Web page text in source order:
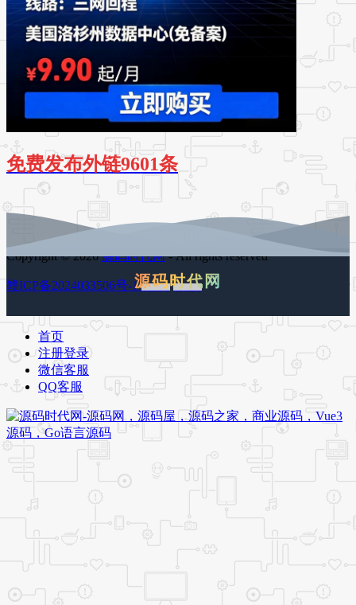
免费发布外链9601条
Copyright © 2026源码时代网- All rights reserved
赣ICP备2024033506号-1百度地图 谷歌地图
源码时代网
首页
注册登录
微信客服
QQ客服